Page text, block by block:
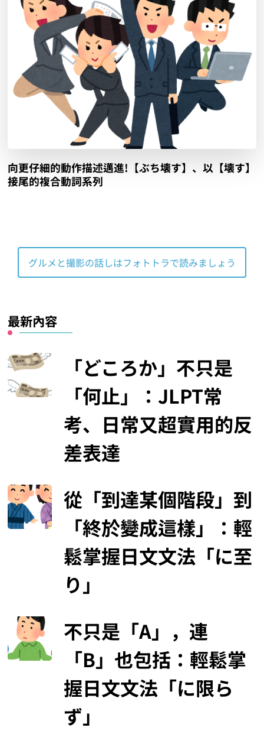
向更仔細的動作描述邁進!【ぶち壊す】、以【壊す】
接尾的複合動詞系列
グルメと撮影の話しはフォトトラで読みましょう
最新內容
「どころか」不只是
「何止」：JLPT常
考、日常又超實用的反
差表達
從「到達某個階段」到
「終於變成這樣」：輕
鬆掌握日文文法「に至
り」
不只是「A」，連
「B」也包括：輕鬆掌
握日文文法「に限ら
ず」